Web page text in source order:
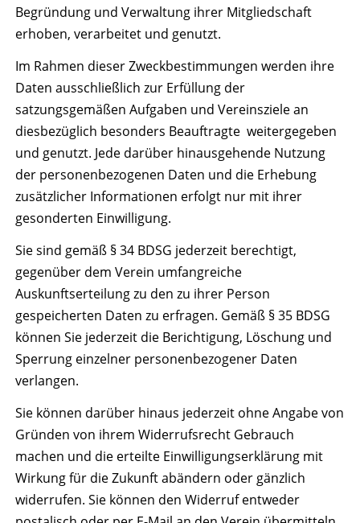
Begründung und Verwaltung ihrer Mitgliedschaft
erhoben, verarbeitet und genutzt.
Im Rahmen dieser Zweckbestimmungen werden ihre
Daten ausschließlich zur Erfüllung der
satzungsgemäßen Aufgaben und Vereinsziele an
diesbezüglich besonders Beauftragte weitergegeben
und genutzt. Jede darüber hinausgehende Nutzung
der personenbezogenen Daten und die Erhebung
zusätzlicher Informationen erfolgt nur mit ihrer
gesonderten Einwilligung.
Sie sind gemäß § 34 BDSG jederzeit berechtigt,
gegenüber dem Verein umfangreiche
Auskunftserteilung zu den zu ihrer Person
gespeicherten Daten zu erfragen. Gemäß § 35 BDSG
können Sie jederzeit die Berichtigung, Löschung und
Sperrung einzelner personenbezogener Daten
verlangen.
Sie können darüber hinaus jederzeit ohne Angabe von
Gründen von ihrem Widerrufsrecht Gebrauch
machen und die erteilte Einwilligungserklärung mit
Wirkung für die Zukunft abändern oder gänzlich
widerrufen. Sie können den Widerruf entweder